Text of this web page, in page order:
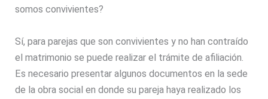
somos convivientes?
Sí, para parejas que son convivientes y no han contraído
el matrimonio se puede realizar el trámite de afiliación.
Es necesario presentar algunos documentos en la sede
de la obra social en donde su pareja haya realizado los